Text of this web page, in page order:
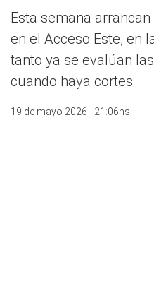
Esta semana
en el Acceso Este, en
tanto ya se evalúan
cuando haya cortes
19 de mayo 2026 - 21:06hs